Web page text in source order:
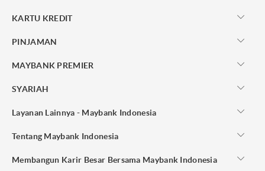
KARTU KREDIT
PINJAMAN
MAYBANK PREMIER
SYARIAH
Layanan Lainnya - Maybank Indonesia
Tentang Maybank Indonesia
Membangun Karir Besar Bersama Maybank Indonesia